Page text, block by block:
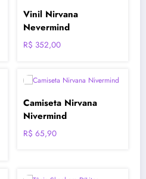
Vinil Nirvana
Nevermind
R$ 352,00
Camiseta Nirvana
Nivermind
R$ 65,90